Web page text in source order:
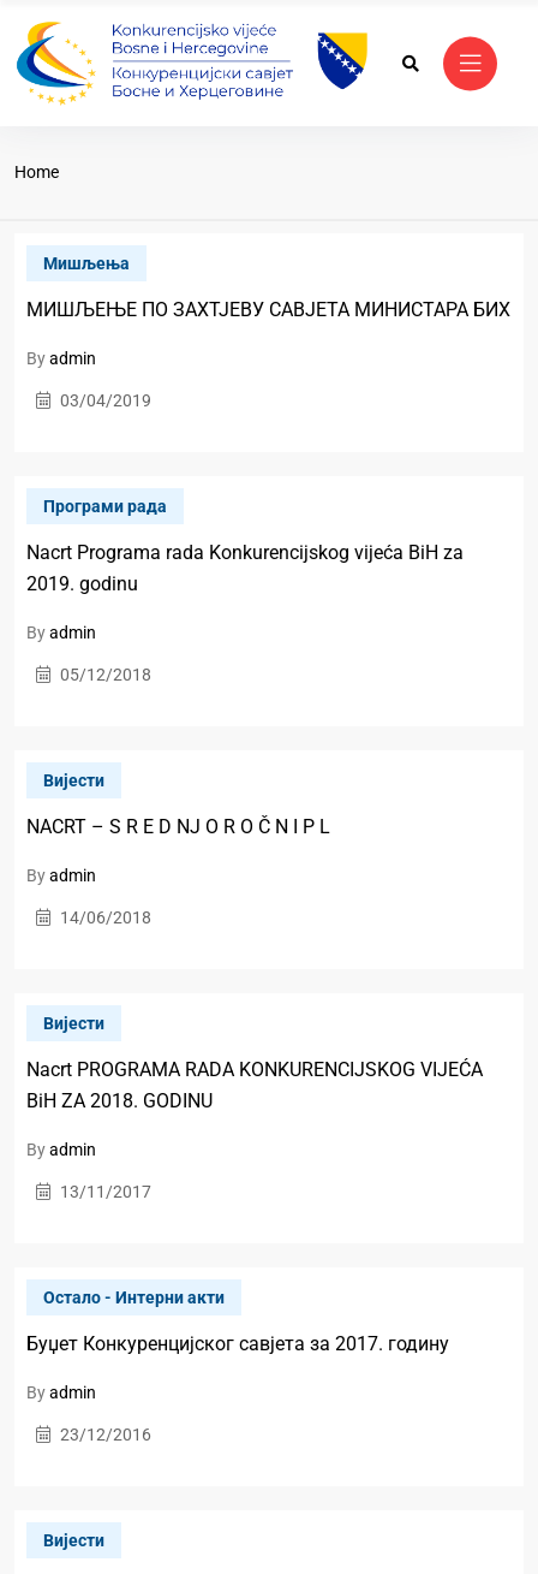
Home
Mишљења
МИШЉЕЊЕ ПО ЗАХТЈЕВУ САВЈЕТА МИНИСТАРА БИХ
Byadmin
03/04/2019
Програми рада
Nacrt Programa rada Konkurencijskog vijeća BiH za
2019. godinu
Byadmin
05/12/2018
Вијести
NACRT – S R E D NJ O R O Č N I P L
Byadmin
14/06/2018
Вијести
Nacrt PROGRAMA RADA KONKURENCIJSKOG VIJEĆA
BiH ZA 2018. GODINU
Byadmin
13/11/2017
Oстало - Интерни акти
Буџет Конкуренцијског савјета за 2017. годину
Byadmin
23/12/2016
Вијести